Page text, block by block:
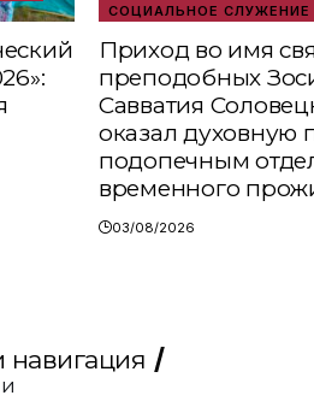
СОЦИАЛЬНОЕ СЛУЖЕНИЕ
Приход во имя
преподобных
Савватия
оказал духовную
подопечным
временного
03/08/2026
навигация